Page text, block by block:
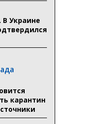
Украине
карантин